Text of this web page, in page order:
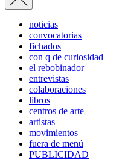
noticias
convocatorias
fichados
con q de curiosidad
el rebobinador
entrevistas
colaboraciones
libros
centros de arte
artistas
movimientos
fuera de menú
PUBLICIDAD